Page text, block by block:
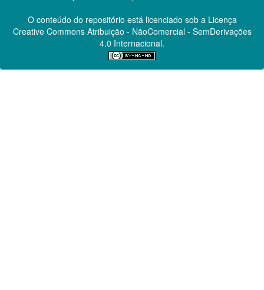
O conteúdo do repositório está licenciado sob a Licença
Creative CommonsAtribuição - NãoComercial - SemDerivações
4.0 Internacional.